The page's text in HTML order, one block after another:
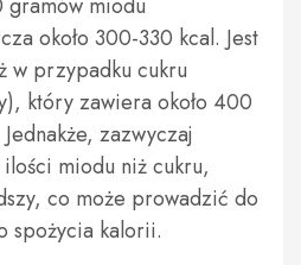
około 300-330 kcal. Jest
w przypadku cukru
który zawiera około 400
zazwyczaj
miodu niż cukru,
co może prowadzić do
spożycia kalorii.